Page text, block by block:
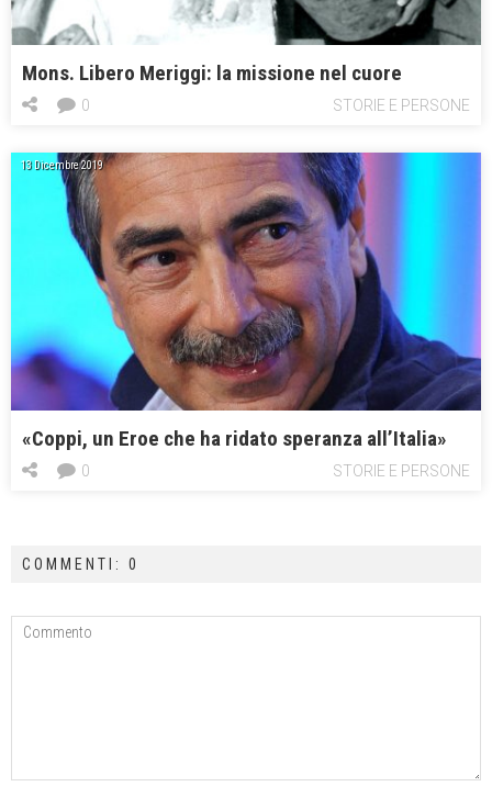
Mons. Libero Meriggi: la missione nel cuore
STORIE E PERSONE
0
13 Dicembre 2019
«Coppi, un Eroe che ha ridato speranza all’Italia»
STORIE E PERSONE
0
COMMENTI: 0